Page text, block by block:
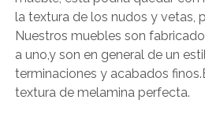
la textura de los nudos y vetas,
Nuestros muebles son
a uno,y son en general de un
terminaciones y acabados
textura de melamina perfecta.